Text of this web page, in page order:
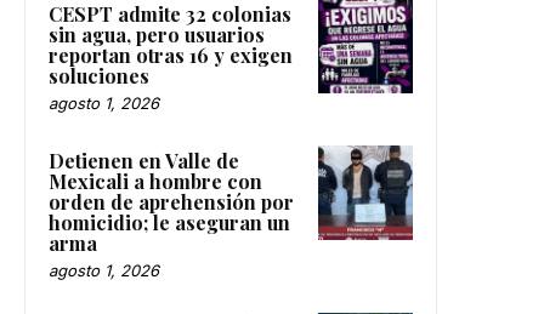
CESPT admite 32 colonias
sin agua, pero usuarios
reportan otras 16 y exigen
soluciones
agosto 1, 2026
Detienen en Valle de
Mexicali a hombre con
orden de aprehensión por
homicidio; le aseguran un
arma
agosto 1, 2026